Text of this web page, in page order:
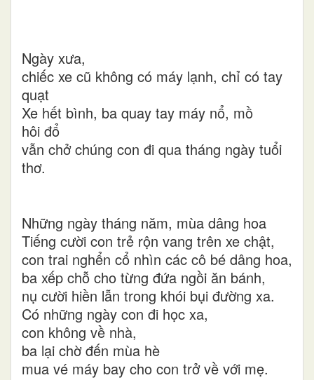
Ngày xưa,
chiếc xe cũ không có máy lạnh, chỉ có tay
quạt
Xe hết bình, ba quay tay máy nổ, mồ
hôi đổ
vẫn chở chúng con đi qua tháng ngày tuổi
thơ.
Những ngày tháng năm, mùa dâng hoa
Tiếng cười con trẻ rộn vang trên xe chật,
con trai nghển cổ nhìn các cô bé dâng hoa,
ba xếp chỗ cho từng đứa ngồi ăn bánh,
nụ cười hiền lẫn trong khói bụi đường xa.
Có những ngày con đi học xa,
con không về nhà,
ba lại chờ đến mùa hè
mua vé máy bay cho con trở về với mẹ.